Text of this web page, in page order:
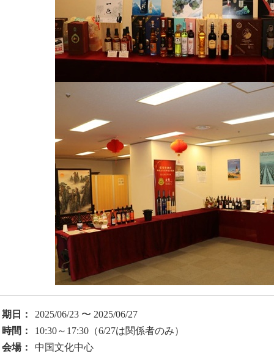
期日：
2025/06/23 〜 2025/06/27
時間：
10:30～17:30（6/27は関係者のみ）
会場：
中国文化中心